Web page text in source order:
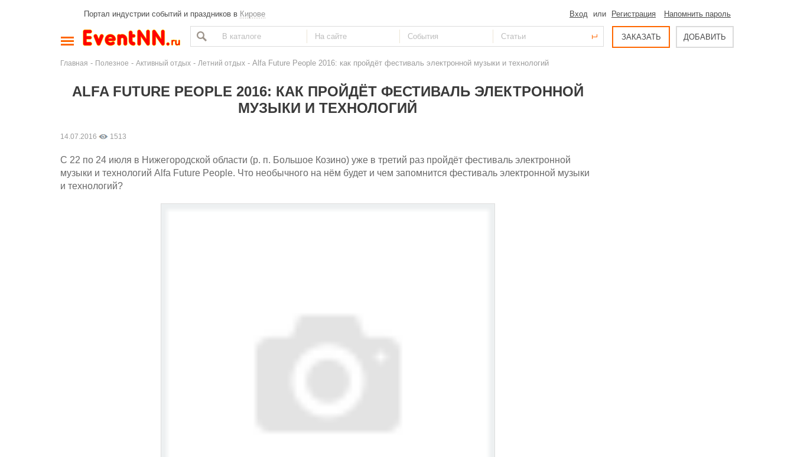
Портал индустрии событий и праздников в Кирове Вход или Регистрация Напомнить пароль
ЗАКАЗАТЬ ДОБАВИТЬ
Главная - Полезное - Активный отдых - Летний отдых - Alfa Future People 2016: как пройдёт фестиваль электронной музыки и технологий
ALFA FUTURE PEOPLE 2016: КАК ПРОЙДЁТ ФЕСТИВАЛЬ ЭЛЕКТРОННОЙ
МУЗЫКИ И ТЕХНОЛОГИЙ
14.07.2016 1513
С 22 по 24 июля в Нижегородской области (р. п. Большое Козино) уже в третий раз пройдёт фестиваль электронной
музыки и технологий Alfa Future People. Что необычного на нём будет и чем запомнится фестиваль электронной музыки
и технологий?